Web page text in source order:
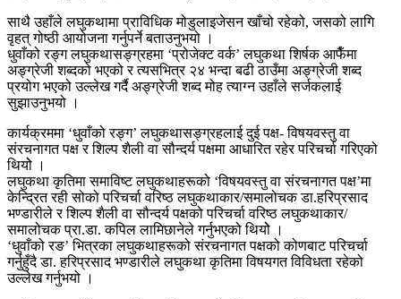
साथै उहाँले लघुकथामा प्राविधिक मोडुलाइजेसन खाँचो रहेको, जसको लागि
वृहत् गोष्ठी आयोजना गर्नुपर्ने बताउनुभयो ।
धुवाँको रङ्ग लघुकथासङ्ग्रहमा ‘प्रोजेक्ट वर्क’ लघुकथा शिर्षक आफैँमा
अङ्ग्रेजी शब्दको भएको र त्यसभित्र २४ भन्दा बढी ठाउँमा अङ्ग्रेजी शब्द
प्रयोग भएको उल्लेख गर्दै अङ्ग्रेजी शब्द मोह त्याग्न उहाँले सर्जकलाई
सुझाउनुभयो ।
कार्यक्रममा ‘धुवाँको रङ्ग’ लघुकथासङ्ग्रहलाई दुई पक्ष- विषयवस्तु वा
संरचनागत पक्ष र शिल्प शैली वा सौन्दर्य पक्षमा आधारित रहेर परिचर्चा गरिएको
थियोे ।
लघुकथा कृतिमा समाविष्ट लघुकथाहरूको ‘विषयवस्तु वा संरचनागत पक्ष’मा
केन्द्रित रही सोको परिचर्चा वरिष्ठ लघुकथाकार/समालोचक डा.हरिप्रसाद
भण्डारीले र शिल्प शैली वा सौन्दर्य पक्षको परिचर्चा वरिष्ठ लघुकथाकार/
समालोचक प्रा.डा. कपिल लामिछानेले गर्नुभएको थियोे ।
‘धुवाँको रङ’ भित्रका लघुकथाहरूको संरचनागत पक्षको कोणबाट परिचर्चा
गर्नुहुँदै डा. हरिप्रसाद भण्डारीले लघुकथा कृतिमा विषयगत विविधता रहेको
उल्लेख गर्नुभयो ।